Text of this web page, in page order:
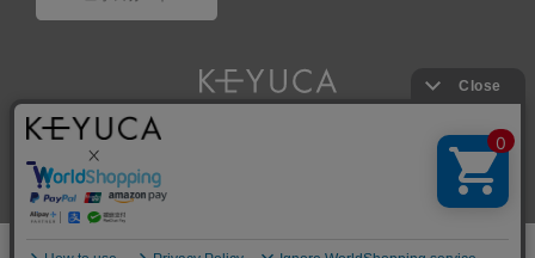
Copyright © KAWAJUN Co., Ltd. All Rights Reserved.